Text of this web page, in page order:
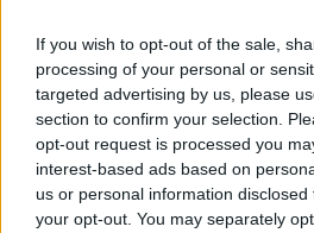
If you wish to opt-out of the sale,
processing of your personal or
targeted advertising by us, please
section to confirm your selection.
opt-out request is processed you
interest-based ads based on
us or personal information
your opt-out. You may separately
Illetmény és juttatások:
Az illetmény megállapítására
"Közalkalmazottak
jogállásáról szóló" 1992. évi
rendelkezései az irányadóak.